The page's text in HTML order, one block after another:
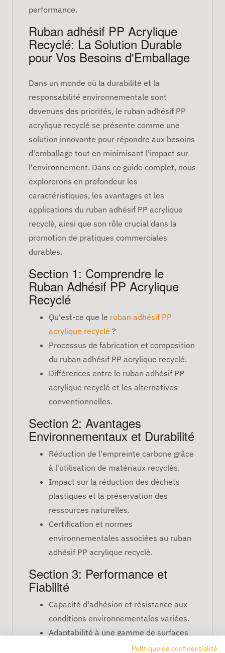
performance.
Ruban adhésif PP Acrylique
Recyclé: La Solution Durable
pour Vos Besoins d'Emballage
Dans un monde où la durabilité et la
responsabilité environnementale sont
devenues des priorités, le ruban adhésif PP
acrylique recyclé se présente comme une
solution innovante pour répondre aux besoins
d'emballage tout en minimisant l'impact sur
l'environnement. Dans ce guide complet, nous
explorerons en profondeur les
caractéristiques, les avantages et les
applications du ruban adhésif PP acrylique
recyclé, ainsi que son rôle crucial dans la
promotion de pratiques commerciales
durables.
Section 1: Comprendre le
Ruban Adhésif PP Acrylique
Recyclé
Qu'est-ce que le ruban adhésif PP
acrylique recyclé ?
Processus de fabrication et composition
du ruban adhésif PP acrylique recyclé.
Différences entre le ruban adhésif PP
acrylique recyclé et les alternatives
conventionnelles.
Section 2: Avantages
Environnementaux et Durabilité
Réduction de l'empreinte carbone grâce
à l'utilisation de matériaux recyclés.
Impact sur la réduction des déchets
plastiques et la préservation des
ressources naturelles.
Certification et normes
environnementales associées au ruban
adhésif PP acrylique recyclé.
Section 3: Performance et
Fiabilité
Capacité d'adhésion et résistance aux
conditions environnementales variées.
Adaptabilité à une gamme de surfaces
Politique de confidentialité